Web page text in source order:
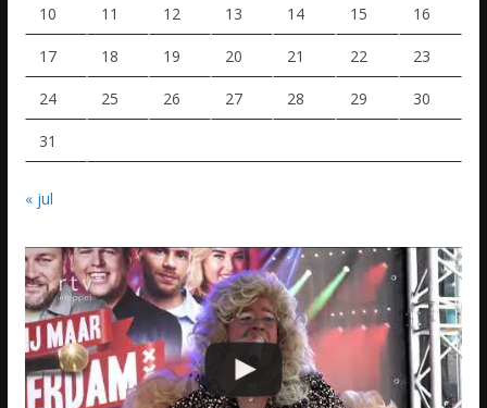
10 11 12 13 14 15 16
17 18 19 20 21 22 23
24 25 26 27 28 29 30
31
« jul